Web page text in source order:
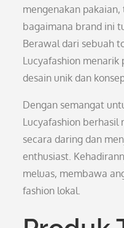
mengenakan
bagaimana brand ini
Berawal dari sebuah
Lucyafashion menarik
desain unik dan
Dengan semangat
Lucyafashion berhasil
secara daring dan
enthusiast.
meluas, membawa
fashion lokal.